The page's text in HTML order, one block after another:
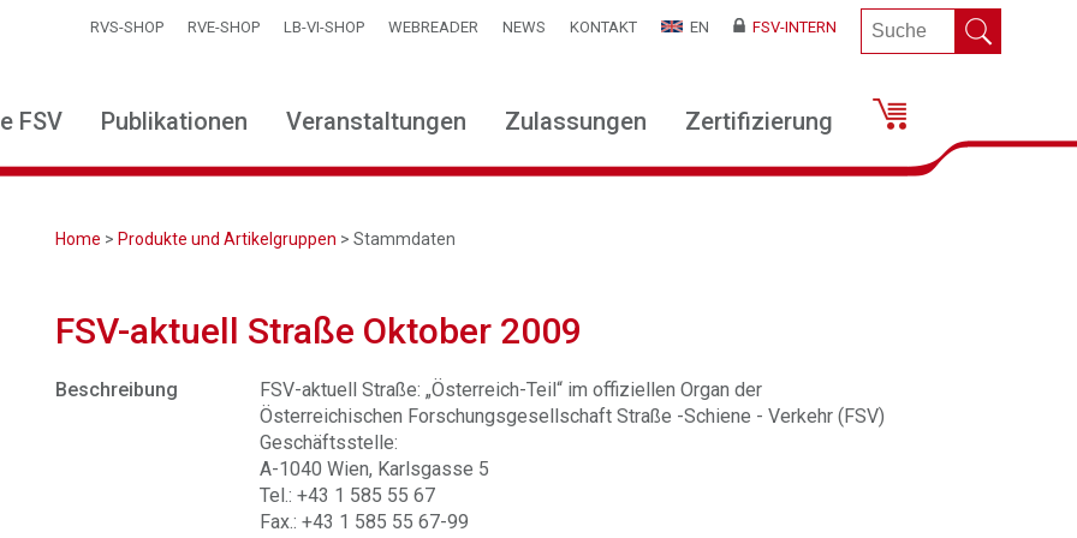
RVS-SHOP RVE-SHOP LB-VI-SHOP WEBREADER NEWS KONTAKT EN FSV-INTERN
FSV Publikationen Veranstaltungen Zulassungen Zertifizierung
Home > Produkte und Artikelgruppen > Stammdaten
FSV-aktuell Straße Oktober 2009
Beschreibung
FSV-aktuell Straße: „Österreich-Teil“ im offiziellen Organ der
Österreichischen Forschungsgesellschaft Straße -Schiene - Verkehr (FSV)
Geschäftsstelle:
A-1040 Wien, Karlsgasse 5
Tel.: +43 1 585 55 67
Fax.: +43 1 585 55 67-99